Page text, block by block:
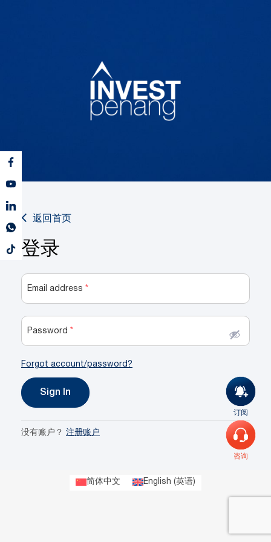
订阅
咨询
返回首页
登录
Email address *
Password *
Forgot account/password?
没有账户？ 注册账户
简体中文 English (英语)